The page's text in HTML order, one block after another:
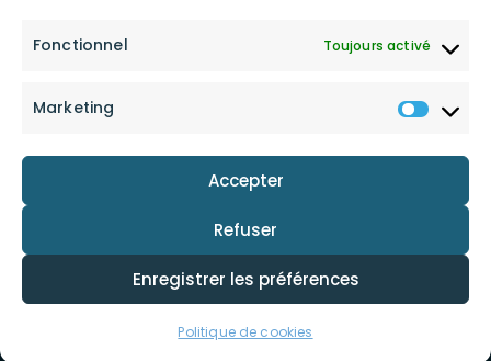
Fonctionnel Toujours activé
Marketing
Accepter
Refuser
Enregistrer les préférences
Politique de cookies
Le groupe
innov8 Connect
Contactez-nous
Investors